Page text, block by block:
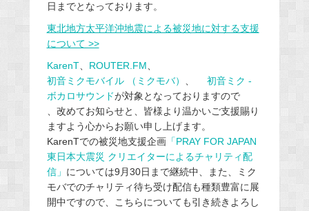
日までとなっております。
東北地方太平洋沖地震による被災地に対する支援
について >>
KarenT、 ROUTER.FM、
初音ミクモバイル （ミクモバ） 、 初音ミク -
ボカロサウンドが対象となっておりますので
、改めてお知らせと、皆様より温かいご支援賜り
ますよう心からお願い申し上げます。
KarenTでの被災地支援企画「PRAY FOR JAPAN
東日本大震災 クリエイターによるチャリティ配
信」 については9月30日まで継続中、また、ミク
モバでのチャリティ待ち受け配信も種類豊富に展
開中ですので、こちらについても引き続きよろし